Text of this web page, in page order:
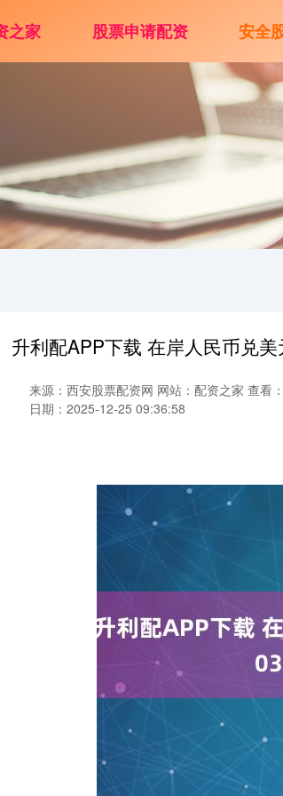
之家 股票申请配资 安全
升利配APP下载 在岸人民币兑
来源：西安股票配资网 网站：配资之家 查看
日期：2025-12-25 09:36:58